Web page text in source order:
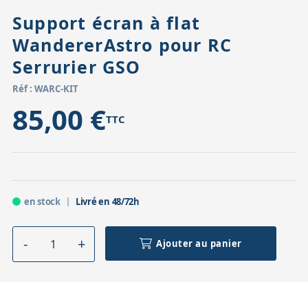
Support écran à flat
WandererAstro pour RC
Serrurier GSO
Réf : WARC-KIT
85,00 €TTC
en stock Livré en 48/72h
Ajouter au panier